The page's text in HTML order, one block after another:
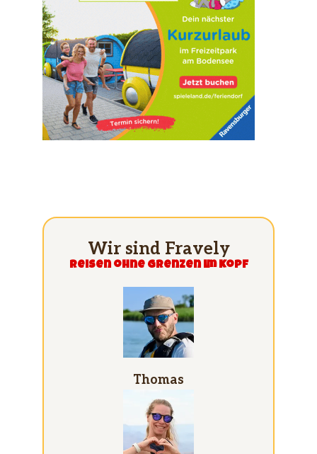
Wir sind Fravely
Reisen ohne grenzen im Kopf
Thomas